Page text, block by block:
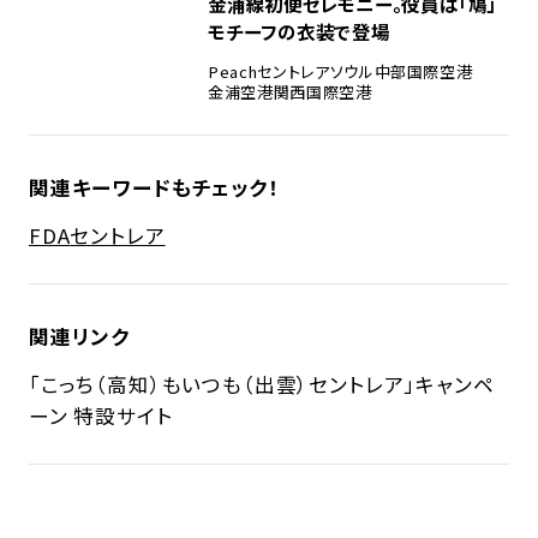
モチーフの衣装で登場
Peachセントレアソウル中部国際空港
金浦空港関西国際空港
関連キーワードもチェック！
FDAセントレア
関連リンク
「こっち（高知）もいつも（出雲）セントレア」キャンペ
ーン 特設サイト